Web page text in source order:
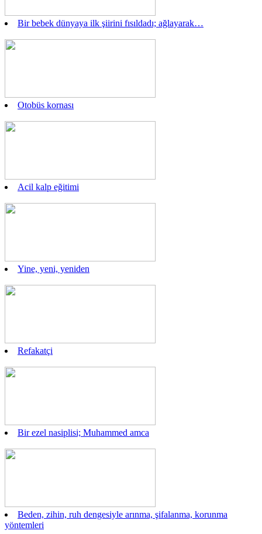
Bir bebek dünyaya ilk şiirini fısıldadı; ağlayarak…
Otobüs kornası
Acil kalp eğitimi
Yine, yeni, yeniden
Refakatçi
Bir ezel nasiplisi; Muhammed amca
Beden, zihin, ruh dengesiyle arınma, şifalanma, korunma
yöntemleri